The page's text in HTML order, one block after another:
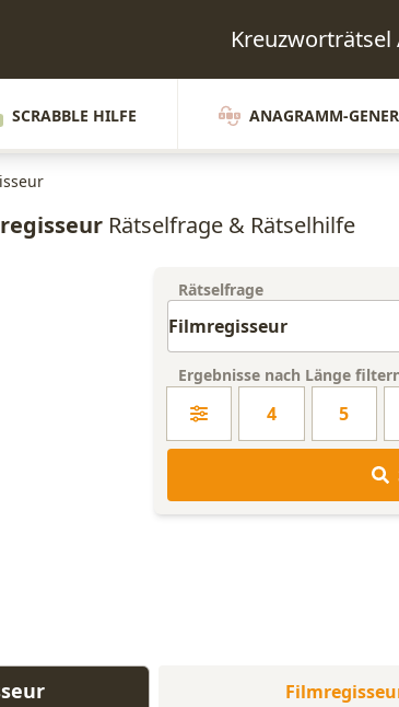
Kreuzworträtsel
SCRABBLE HILFE ANAGRAMM-
Rätselfrage & Rätselhilfe
Rätselfrage
Ergebnisse nach Länge
4 5